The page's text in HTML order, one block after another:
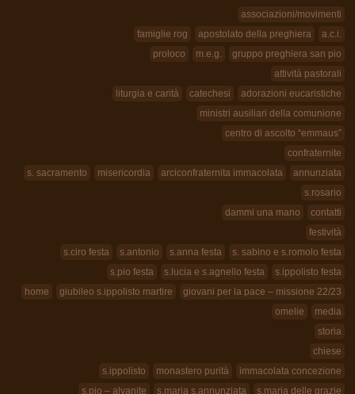
associazioni/movimenti
a.c.i.
apostolato della preghiera
famiglie rog
gruppo preghiera san pio
m.e.g.
proloco
attività pastorali
adorazioni eucaristiche
catechesi
liturgia e carità
ministri ausiliari della comunione
centro di ascolto “emmaus”
confraternite
annunziata
arciconfraternita immacolata
misericordia
s. sacramento
s.rosario
contatti
dammi una mano
festività
s. sabino e s.romolo festa
s.anna festa
s.antonio
s.ciro festa
s.ippolisto festa
s.lucia e s.agnello festa
s.pio festa
giovani per la pace – missione 22/23
giubileo s.ippolisto martire
home
media
omelie
storia
chiese
immacolata concezione
monastero purità
s.ippolisto
s.maria delle grazie
s.maria s.annunziata
s.pio – alvanite